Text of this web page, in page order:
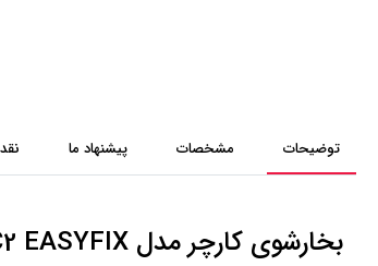
توضیحات مشخصات پیشنهاد ما
بخارشوی کارچر مدل SC2 EASYFIX: تمیزی عمیق و بدون مواد شیمیایی در خانه ایرانی